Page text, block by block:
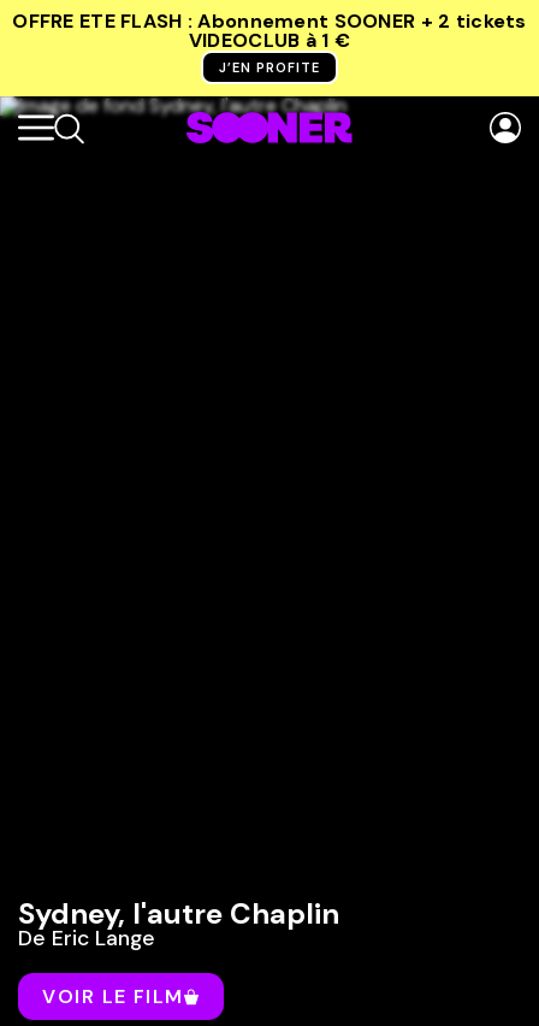
OFFRE ETE FLASH : Abonnement SOONER + 2 tickets
VIDEOCLUB à 1 €
J’EN PROFITE
Sydney, l'autre Chaplin
De Eric Lange
VOIR LE FILM